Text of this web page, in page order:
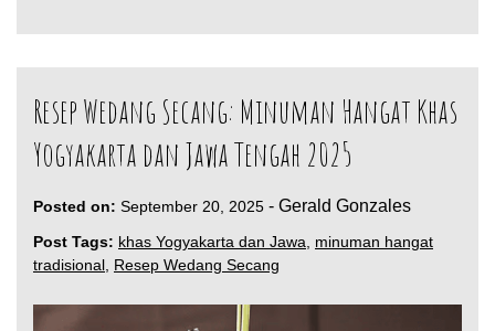
Resep Wedang Secang: Minuman Hangat Khas
Yogyakarta dan Jawa Tengah 2025
Posted on: September 20, 2025 - Gerald Gonzales
Post Tags: khas Yogyakarta dan Jawa, minuman hangat
tradisional, Resep Wedang Secang